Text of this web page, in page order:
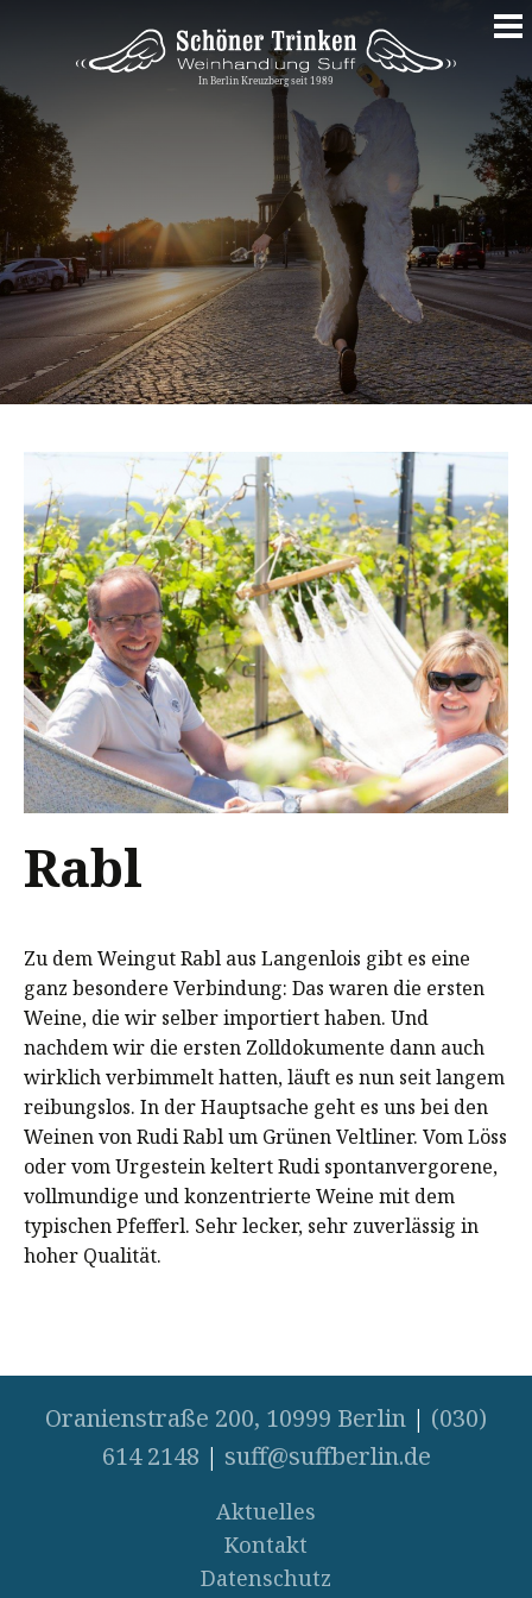
zum
Inhalt
Rabl
Zu dem Weingut Rabl aus Langenlois gibt es eine
ganz besondere Verbindung: Das waren die ersten
Weine, die wir selber importiert haben. Und
nachdem wir die ersten Zolldokumente dann auch
wirklich verbimmelt hatten, läuft es nun seit langem
reibungslos. In der Hauptsache geht es uns bei den
Weinen von Rudi Rabl um Grünen Veltliner. Vom Löss
oder vom Urgestein keltert Rudi spontanvergorene,
vollmundige und konzentrierte Weine mit dem
typischen Pfefferl. Sehr lecker, sehr zuverlässig in
hoher Qualität.
Oranienstraße 200, 10999 Berlin | (030)
614 2148 | suff@suffberlin.de
Aktuelles
Kontakt
Datenschutz